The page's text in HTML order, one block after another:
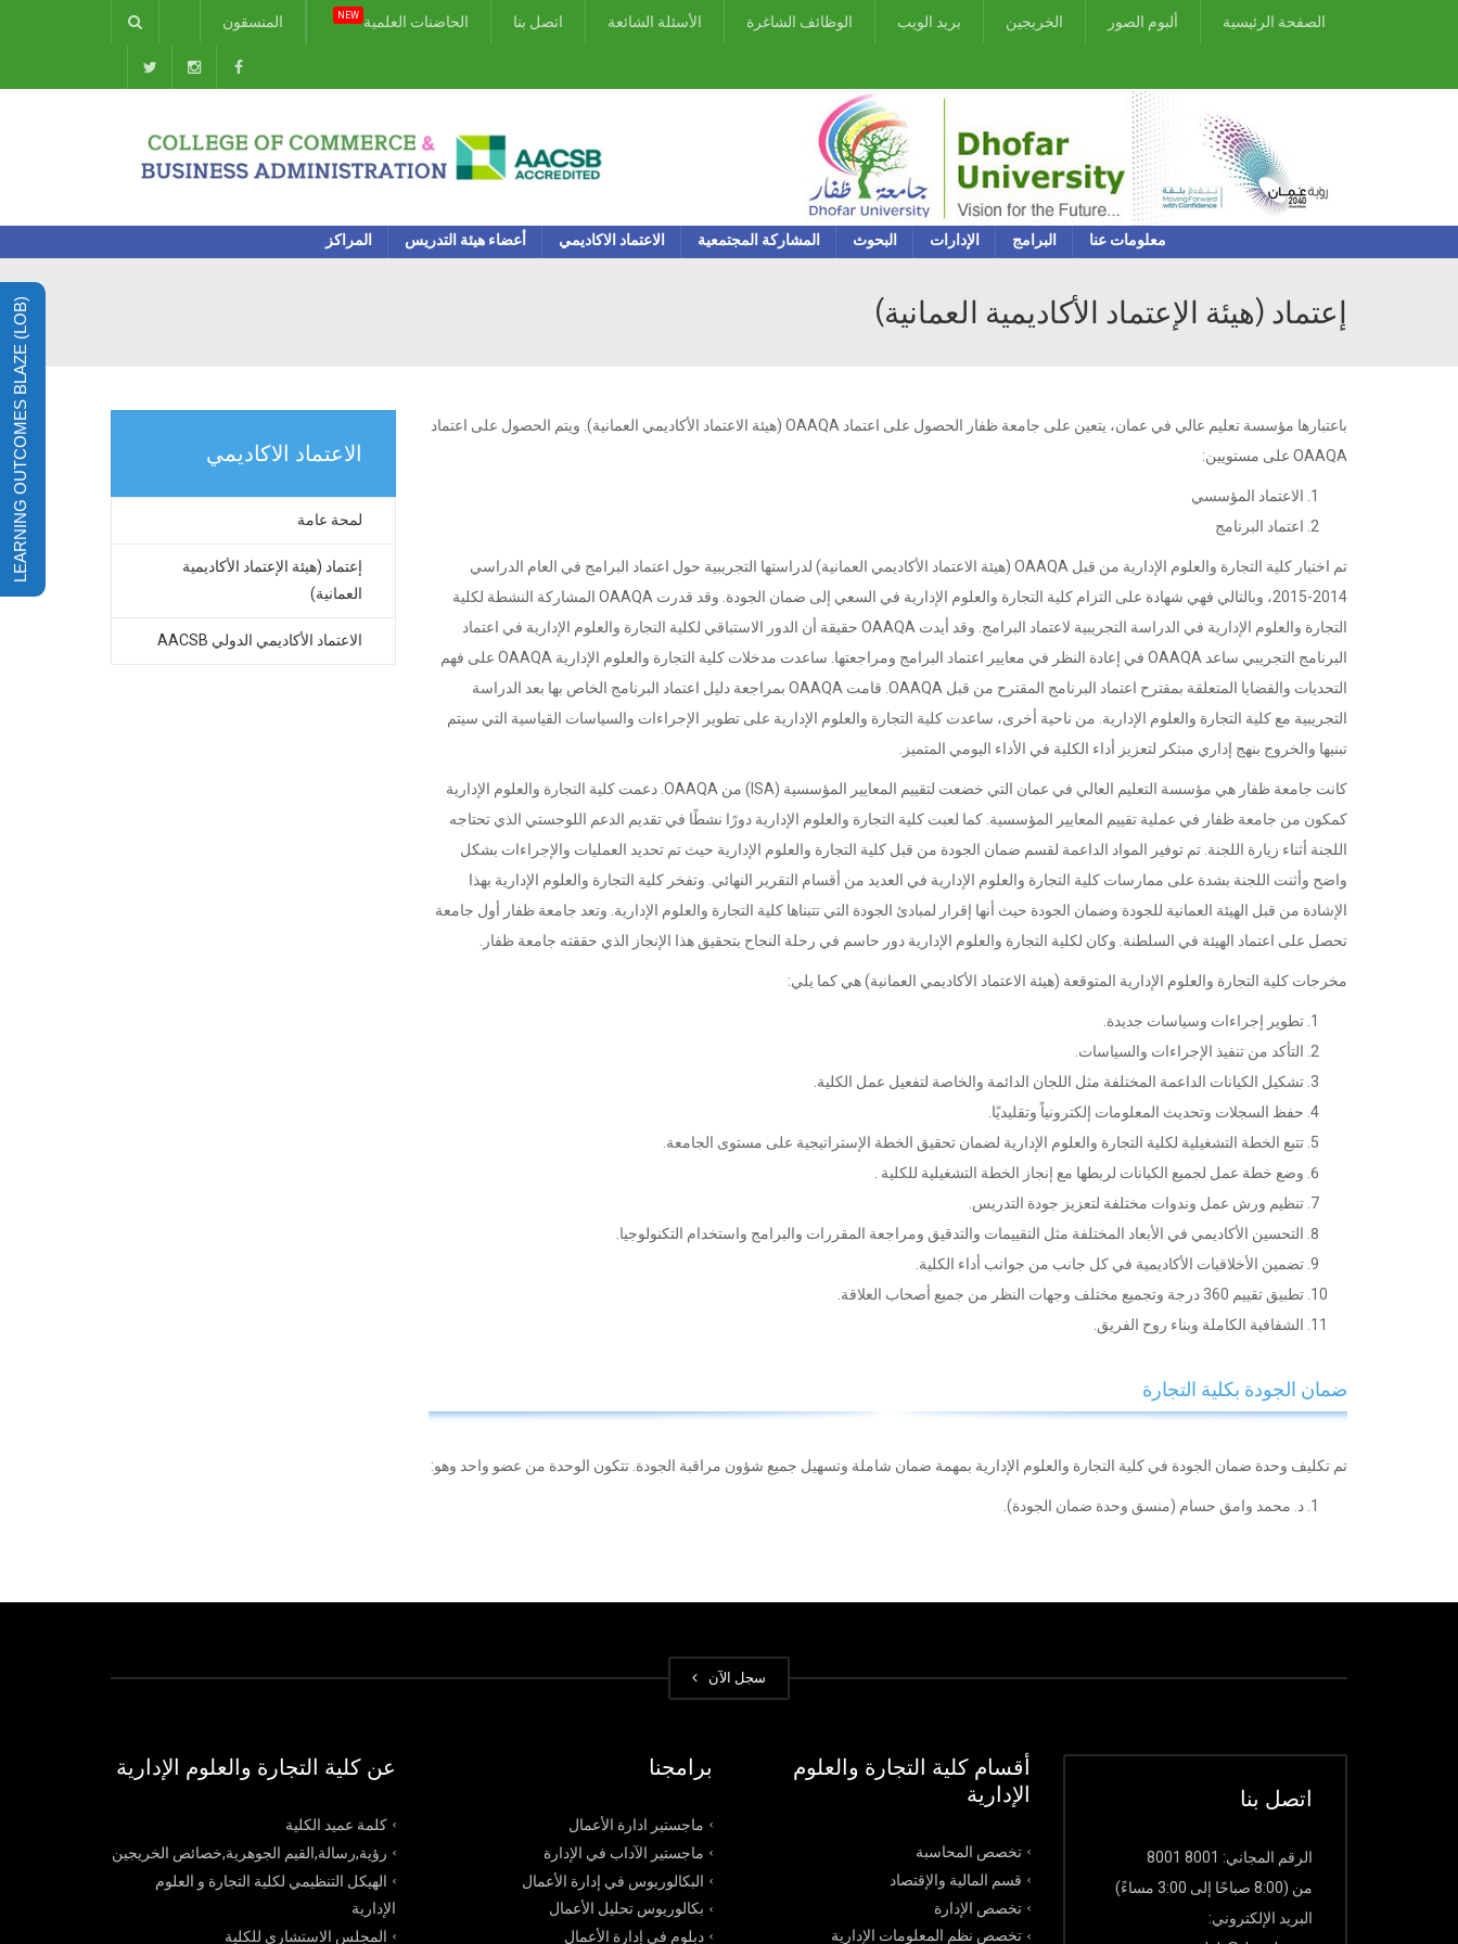
الصفحة الرئيسية ألبوم الصور الخريجين بريد الويب الوظائف الشاغرة الأسئلة الشائعة اتصل بنا الحاضنات العلمية NEW المنسقون
معلومات عنا البرامج الإدارات البحوث المشاركة المجتمعية الاعتماد الاكاديمي أعضاء هيئة التدريس المراكز
إعتماد (هيئة الإعتماد الأكاديمية العمانية)
باعتبارها مؤسسة تعليم عالي في عمان، يتعين على جامعة ظفار الحصول على اعتماد OAAQA (هيئة الاعتماد الأكاديمي العمانية). ويتم الحصول على اعتماد
OAAQA على مستويين:
الاعتماد المؤسسي
اعتماد البرنامج
تم اختيار كلية التجارة والعلوم الإدارية من قبل OAAQA (هيئة الاعتماد الأكاديمي العمانية) لدراستها التجريبية حول اعتماد البرامج في العام الدراسي
2014-2015، وبالتالي فهي شهادة على التزام كلية التجارة والعلوم الإدارية في السعي إلى ضمان الجودة. وقد قدرت OAAQA المشاركة النشطة لكلية
التجارة والعلوم الإدارية في الدراسة التجريبية لاعتماد البرامج. وقد أيدت OAAQA حقيقة أن الدور الاستباقي لكلية التجارة والعلوم الإدارية في اعتماد
البرنامج التجريبي ساعد OAAQA في إعادة النظر في معايير اعتماد البرامج ومراجعتها. ساعدت مدخلات كلية التجارة والعلوم الإدارية OAAQA على فهم
التحديات والقضايا المتعلقة بمقترح اعتماد البرنامج المقترح من قبل OAAQA. قامت OAAQA بمراجعة دليل اعتماد البرنامج الخاص بها بعد الدراسة
التجريبية مع كلية التجارة والعلوم الإدارية. من ناحية أخرى، ساعدت كلية التجارة والعلوم الإدارية على تطوير الإجراءات والسياسات القياسية التي سيتم
تبنيها والخروج بنهج إداري مبتكر لتعزيز أداء الكلية في الأداء اليومي المتميز.
كانت جامعة ظفار هي مؤسسة التعليم العالي في عمان التي خضعت لتقييم المعايير المؤسسية (ISA) من OAAQA. دعمت كلية التجارة والعلوم الإدارية
كمكون من جامعة ظفار في عملية تقييم المعايير المؤسسية. كما لعبت كلية التجارة والعلوم الإدارية دورًا نشطًا في تقديم الدعم اللوجستي الذي تحتاجه
اللجنة أثناء زيارة اللجنة. تم توفير المواد الداعمة لقسم ضمان الجودة من قبل كلية التجارة والعلوم الإدارية حيث تم تحديد العمليات والإجراءات بشكل
واضح وأثنت اللجنة بشدة على ممارسات كلية التجارة والعلوم الإدارية في العديد من أقسام التقرير النهائي. وتفخر كلية التجارة والعلوم الإدارية بهذا
الإشادة من قبل الهيئة العمانية للجودة وضمان الجودة حيث أنها إقرار لمبادئ الجودة التي تتبناها كلية التجارة والعلوم الإدارية. وتعد جامعة ظفار أول جامعة
تحصل على اعتماد الهيئة في السلطنة. وكان لكلية التجارة والعلوم الإدارية دور حاسم في رحلة النجاح بتحقيق هذا الإنجاز الذي حققته جامعة ظفار.
مخرجات كلية التجارة والعلوم الإدارية المتوقعة (هيئة الاعتماد الأكاديمي العمانية) هي كما يلي:
تطوير إجراءات وسياسات جديدة.
التأكد من تنفيذ الإجراءات والسياسات.
تشكيل الكيانات الداعمة المختلفة مثل اللجان الدائمة والخاصة لتفعيل عمل الكلية.
حفظ السجلات وتحديث المعلومات إلكترونياً وتقليديًا.
تتبع الخطة التشغيلية لكلية التجارة والعلوم الإدارية لضمان تحقيق الخطة الإستراتيجية على مستوى الجامعة.
وضع خطة عمل لجميع الكيانات لربطها مع إنجاز الخطة التشغيلية للكلية .
تنظيم ورش عمل وندوات مختلفة لتعزيز جودة التدريس.
التحسين الأكاديمي في الأبعاد المختلفة مثل التقييمات والتدقيق ومراجعة المقررات والبرامج واستخدام التكنولوجيا.
تضمين الأخلاقيات الأكاديمية في كل جانب من جوانب أداء الكلية.
تطبيق تقييم 360 درجة وتجميع مختلف وجهات النظر من جميع أصحاب العلاقة.
الشفافية الكاملة وبناء روح الفريق.
ضمان الجودة بكلية التجارة
تم تكليف وحدة ضمان الجودة في كلية التجارة والعلوم الإدارية بمهمة ضمان شاملة وتسهيل جميع شؤون مراقبة الجودة. تتكون الوحدة من عضو واحد وهو:
د. محمد وامق حسام (منسق وحدة ضمان الجودة).
الاعتماد الاكاديمي
لمحة عامة
إعتماد (هيئة الإعتماد الأكاديمية
العمانية)
الاعتماد الأكاديمي الدولي AACSB
سجل الآن
عن كلية التجارة والعلوم الإدارية
كلمة عميد الكلية
رؤية,رسالة,القيم الجوهرية,خصائص الخريجين
الهيكل التنظيمي لكلية التجارة و العلوم
الإدارية
المجلس الاستشاري للكلية
برامجنا
ماجستير ادارة الأعمال
ماجستير الآداب في الإدارة
البكالوريوس في إدارة الأعمال
بكالوريوس تحليل الأعمال
دبلوم في إدارة الأعمال
أقسام كلية التجارة والعلوم
الإدارية
تخصص المحاسبة
قسم المالية والإقتصاد
تخصص الإدارة
تخصص نظم المعلومات الإدارية
اتصل بنا
الرقم المجاني: 8001 8001
من (8:00 صباحًا إلى 3:00 مساءً)
البريد الإلكتروني:
LEARNING OUTCOMES BLAZE (LOB)